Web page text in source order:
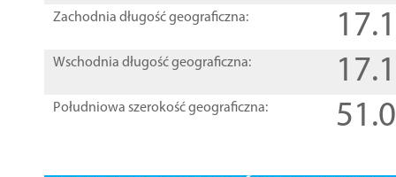
Zachodnia długość geograficzna:
Wschodnia długość geograficzna:
Południowa szerokość geograficzna: